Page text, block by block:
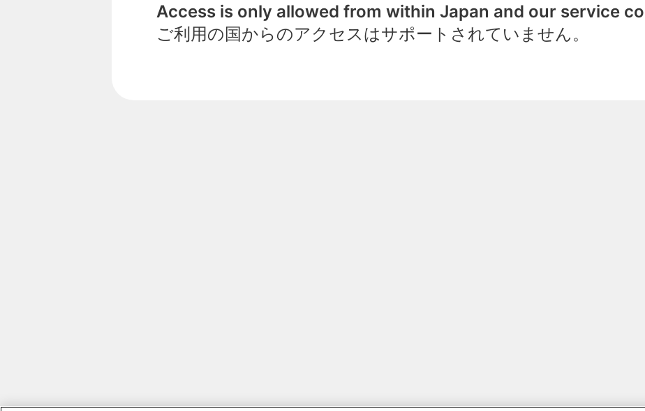
Access is only allowed from within Japan and our service
ご利用の国からのアクセスはサポートされていません。